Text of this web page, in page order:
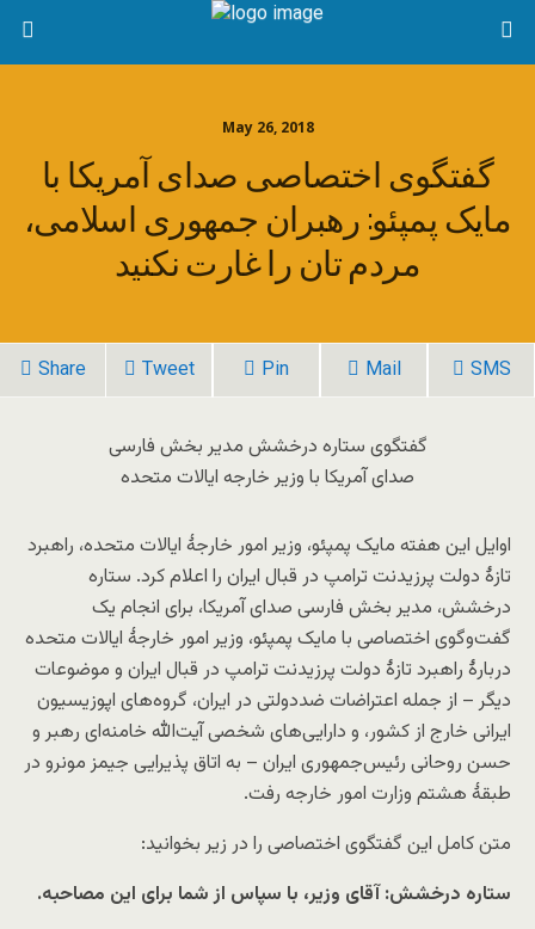
May 26, 2018
گفتگوی اختصاصی صدای آمریکا با
مایک پمپئو: رهبران جمهوری اسلامی،
مردم تان را غارت نکنید
Share Tweet Pin Mail SMS
گفتگوی ستاره درخشش مدیر بخش فارسی
صدای آمریکا با وزیر خارجه ایالات متحده
اوایل این هفته مایک پمپئو، وزیر امور خارجهٔ ایالات متحده، راهبرد
تازهٔ دولت پرزیدنت ترامپ در قبال ایران را اعلام کرد. ستاره
درخشش، مدیر بخش فارسی صدای آمریکا، برای انجام یک
گفت‌و‌گوی اختصاصی با مایک پمپئو، وزیر امور خارجهٔ ایالات متحده
دربارهٔ راهبرد تازهٔ دولت پرزیدنت ترامپ در قبال ایران و موضوعات
دیگر – از جمله اعتراضات ضددولتی در ایران، گروه‌های اپوزیسیون
ایرانی خارج از کشور، و دارایی‌های شخصی آیت‌الله خامنه‌ای رهبر و
حسن روحانی رئیس‌جمهوری ایران – به اتاق پذیرایی جیمز مونرو در
طبقهٔ هشتم وزارت امور خارجه رفت.
متن کامل این گفتگوی اختصاصی را در زیر بخوانید:
ستاره درخشش: آقای وزیر، با سپاس از شما برای این مصاحبه.